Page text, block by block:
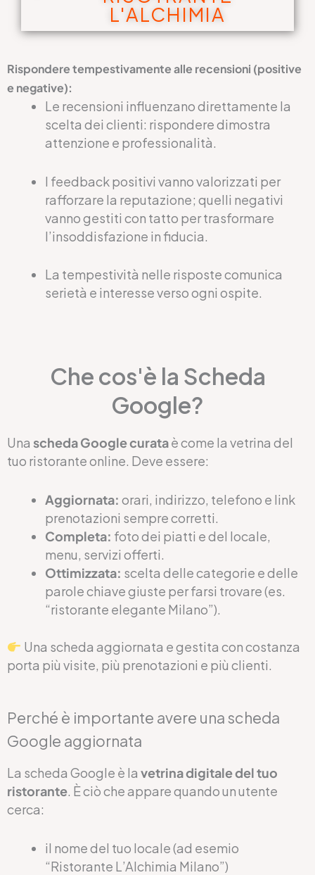
L'ALCHIMIA
Rispondere tempestivamente alle recensioni (positive
e negative):
Le recensioni influenzano direttamente la
scelta dei clienti: rispondere dimostra
attenzione e professionalità.
I feedback positivi vanno valorizzati per
rafforzare la reputazione; quelli negativi
vanno gestiti con tatto per trasformare
l’insoddisfazione in fiducia.
La tempestività nelle risposte comunica
serietà e interesse verso ogni ospite.
Che cos'è la Scheda
Google?
Una scheda Google curataè come la vetrina del
tuo ristorante online. Deve essere:
Aggiornata: orari, indirizzo, telefono e link
prenotazioni sempre corretti.
Completa: foto dei piatti e del locale,
menu, servizi offerti.
Ottimizzata: scelta delle categorie e delle
parole chiave giuste per farsi trovare (es.
“ristorante elegante Milano”).
Una scheda aggiornata e gestita con costanza
porta più visite, più prenotazioni e più clienti.
Perché è importante avere una scheda
Google aggiornata
La scheda Google è la vetrina digitale del tuo
ristorante. È ciò che appare quando un utente
cerca:
il nome del tuo locale (ad esemio
“Ristorante L’Alchimia Milano”)